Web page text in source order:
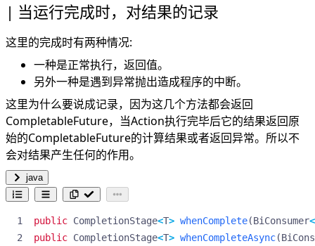
当运行完成时，对结果的记录
这里的完成时有两种情况:
一种是正常执行，返回值。
另外一种是遇到异常抛出造成程序的中断。
这里为什么要说成记录，因为这几个方法都会返回
CompletableFuture，当Action执行完毕后它的结果返回原
始的CompletableFuture的计算结果或者返回异常。所以不
会对结果产生任何的作用。
java
public CompletionStage<T> whenComplete(BiConsumer
public CompletionStage<T> whenCompleteAsync(